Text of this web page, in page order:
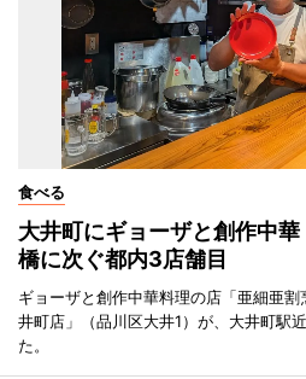
食べる
大井町にギョーザと創作中
橋に次ぐ都内3店舗目
ギョーザと創作中華料理の店「亜細亜
井町店」（品川区大井1）が、大井町駅
た。